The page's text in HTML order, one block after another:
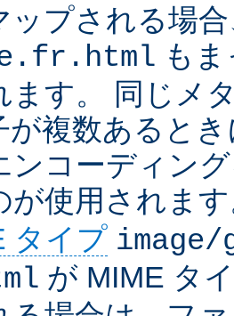
ップされる場
も
ます。 同じメ
が複数あると
ンコーディン
が使用されま
タイプ
が MIME タ